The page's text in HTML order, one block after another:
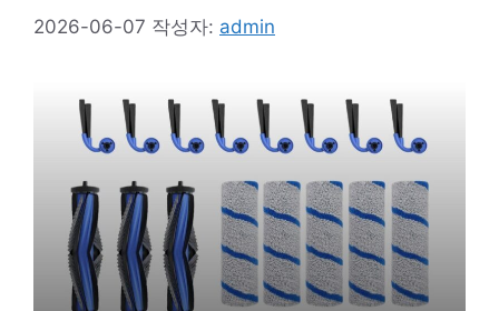
2026-06-07 작성자: admin